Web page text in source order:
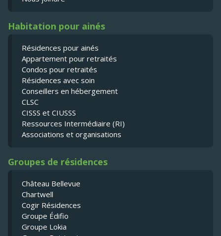
Habitation pour ainés
Résidences pour ainés
Appartement pour retraités
Condos pour retraités
Résidences avec soin
Conseillers en hébergement
CLSC
CISSS et CIUSSS
Ressources Intermédiaire (RI)
Associations et organisations
Groupes de résidences
Château Bellevue
Chartwell
Cogir Résidences
Groupe Édifio
Groupe Lokia